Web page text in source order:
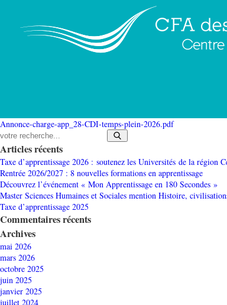
Chargé d’apprentissage (f/h) – CDI –
Annonce-charge-app_28-CDI-temps-plein-2026.pdf
Articles récents
Taxe d’apprentissage 2026 : soutenez les Universités de la région
Rentrée 2026/2027 : 8 nouvelles formations en apprentissage
Découvrez l’événement « Mon Apprentissage en 180 Secondes »
Master Sciences Humaines et Sociales mention Histoire,
Taxe d’apprentissage 2025
Commentaires récents
Archives
mai 2026
mars 2026
octobre 2025
juin 2025
janvier 2025
juillet 2024